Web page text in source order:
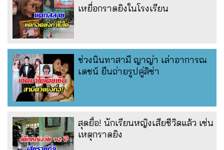
เหยื่อกราดยิงในโรงเรียน
ช่วงนินทาสามี ญาญ่า เล่าอาการณ
เดชน์ ยืนถ่ายรูปคู่ลิซ่า
สุดยื้อ! นักเรียนหญิงเสียชีวิตแล้ว เซ่น
เหตุกราดยิง